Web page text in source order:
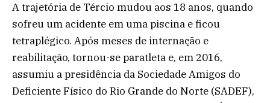
A trajetória de Tércio mudou aos 18 anos, quando
sofreu um acidente em uma piscina e ficou
tetraplégico. Após meses de internação e
reabilitação, tornou-se paratleta e, em 2016,
assumiu a presidência da Sociedade Amigos do
Deficiente Físico do Rio Grande do Norte (SADEF),